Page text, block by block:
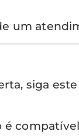
um
siga
é